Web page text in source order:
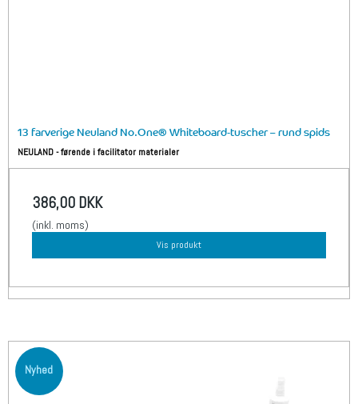
13 farverige Neuland No.One® Whiteboard-tuscher – rund spids
NEULAND - førende i facilitator materialer
386,00 DKK
(inkl. moms)
Vis produkt
Nyhed